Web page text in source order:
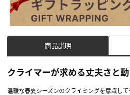
商品説明
クライマーが求める丈夫さと
温暖な春夏シーズンのクライミングを意識して